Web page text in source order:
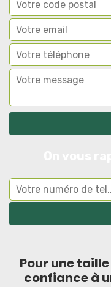
Pour une
confiance à